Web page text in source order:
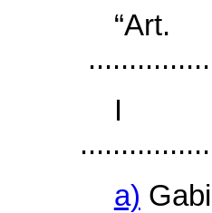
a)